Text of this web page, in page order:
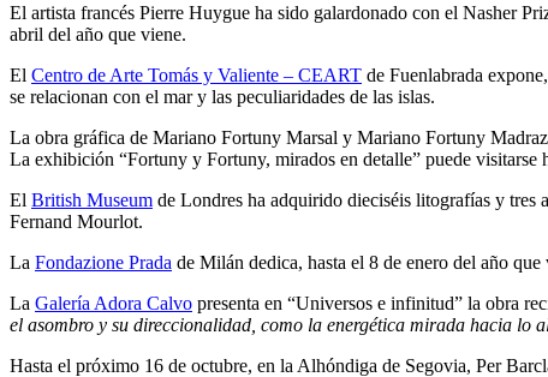
El artista francés Pierre Huygue ha sido galardonado con el Nasher
abril del año que viene.
El Centro de Arte Tomás y Valiente – CEART de Fuenlabrada
se relacionan con el mar y las peculiaridades de las islas.
La obra gráfica de Mariano Fortuny Marsal y Mariano Fortuny
La exhibición “Fortuny y Fortuny, mirados en detalle” puede visitarse
El British Museum de Londres ha adquirido dieciséis litografías y tres
Fernand Mourlot.
La Fondazione Prada de Milán dedica, hasta el 8 de enero del año
La Galería Adora Calvo presenta en “Universos e infinitud” la obra
el asombro y su direccionalidad, como la energética mirada hacia lo
Hasta el próximo 16 de octubre, en la Alhóndiga de Segovia, Per